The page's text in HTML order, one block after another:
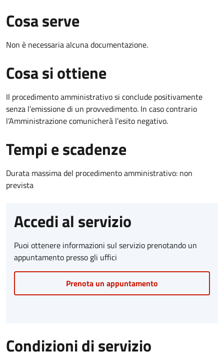
Cosa serve
Non è necessaria alcuna documentazione.
Cosa si ottiene
Il procedimento amministrativo si conclude positivamente
senza l’emissione di un provvedimento. In caso contrario
l’Amministrazione comunicherà l’esito negativo.
Tempi e scadenze
Durata massima del procedimento amministrativo: non
prevista
Accedi al servizio
Puoi ottenere informazioni sul servizio prenotando un
appuntamento presso gli uffici
Prenota un appuntamento
Condizioni di servizio